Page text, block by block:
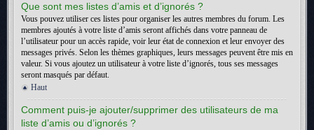
Que sont mes listes d’amis et d’ignorés ?
Vous pouvez utiliser ces listes pour organiser les autres membres du forum. Les
membres ajoutés à votre liste d’amis seront affichés dans votre panneau de
l’utilisateur pour un accès rapide, voir leur état de connexion et leur envoyer des
messages privés. Selon les thèmes graphiques, leurs messages peuvent être mis en
valeur. Si vous ajoutez un utilisateur à votre liste d’ignorés, tous ses messages
seront masqués par défaut.
Haut
Comment puis-je ajouter/supprimer des utilisateurs de ma
liste d’amis ou d’ignorés ?